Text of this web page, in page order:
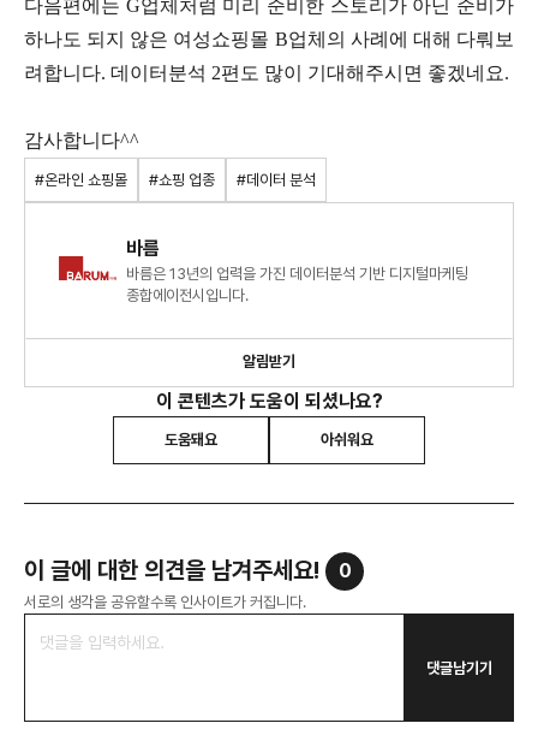
다음편에는 G업체처럼 미리 준비한 스토리가 아닌 준비가
하나도 되지 않은 여성쇼핑몰 B업체의 사례에 대해 다뤄보
려합니다. 데이터분석 2편도 많이 기대해주시면 좋겠네요.
감사합니다^^
#온라인 쇼핑몰 #쇼핑 업종 #데이터 분석
바름
바름은 13년의 업력을 가진 데이터분석 기반 디지털마케팅
종합에이전시입니다.
알림받기
이 콘텐츠가 도움이 되셨나요?
도움돼요 아쉬워요
이 글에 대한 의견을 남겨주세요! 0
서로의 생각을 공유할수록 인사이트가 커집니다.
댓글남기기